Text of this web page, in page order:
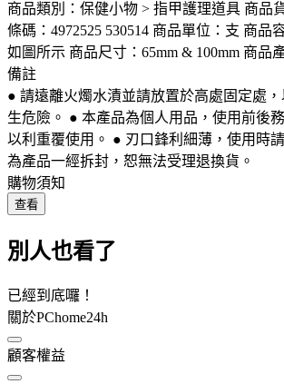
商品類別：保健小物 > 指甲護理道具 商品
條碼：4972525 530514 商品單位：支 商品
如圖所示 商品尺寸：65mm & 100mm 商品
備註
● 請遠離火燭水漬並請放置於高處固定處
生危險。 ● 本產品為個人用品，使用前後
以利重覆使用。 ● 刃口鋒利細薄，使用時
為產品一經拆封，恕無法受理退換貨。
購物須知
查看
別人也看了
已經到底囉！
關於PChome24h
顧客權益